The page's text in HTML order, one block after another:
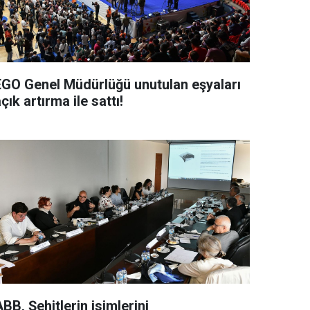
Genel Müdürlüğü unutulan eşyaları
artırma ile sattı!
Şehitlerin isimlerini